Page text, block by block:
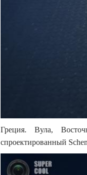
Греция. Вула,
спроектированный